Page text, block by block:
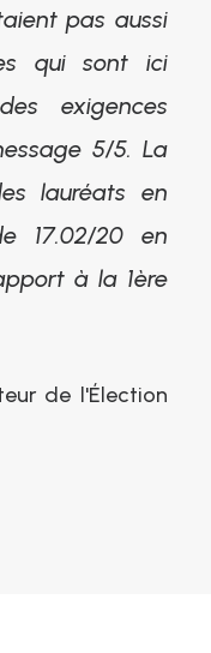
pas aussi
qui sont ici
exigences
5/5. La
lauréats en
17.02/20 en
à la 1ère
de l'Élection